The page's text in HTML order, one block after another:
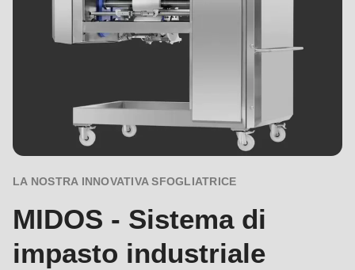
LA NOSTRA INNOVATIVA SFOGLIATRICE
MIDOS - Sistema di
impasto industriale